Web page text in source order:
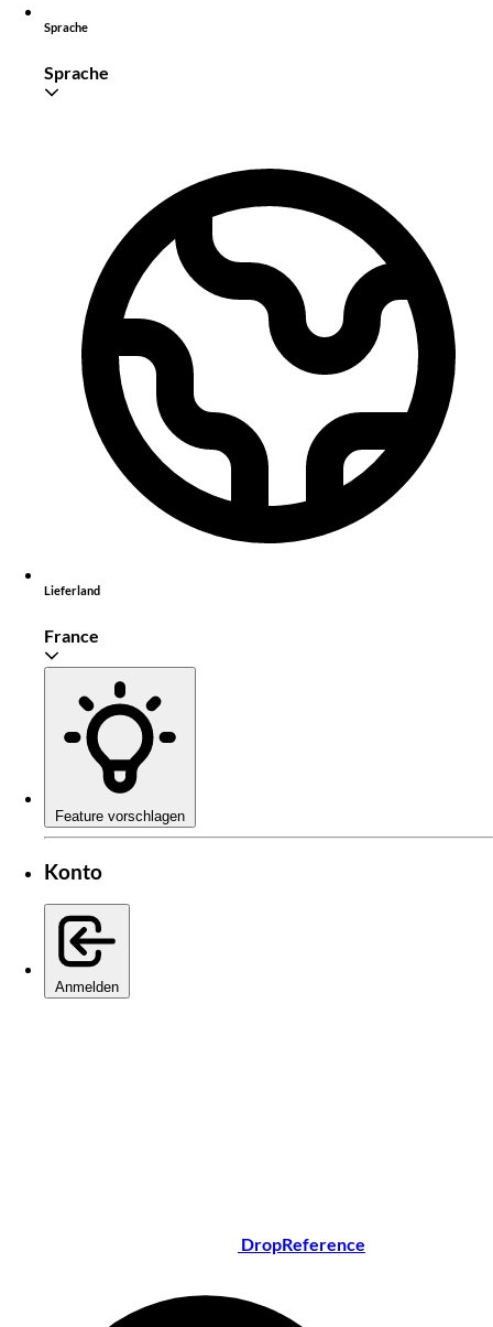
Sprache
Sprache
Lieferland
France
Feature vorschlagen
Konto
Anmelden
DropReference